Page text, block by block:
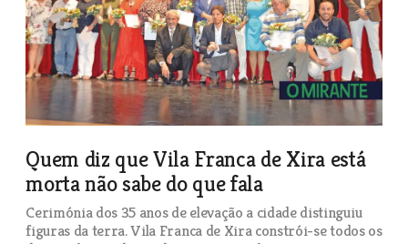
Quem diz que Vila Franca de Xira está
morta não sabe do que fala
Cerimónia dos 35 anos de elevação a cidade distinguiu
figuras da terra. Vila Franca de Xira constrói-se todos os